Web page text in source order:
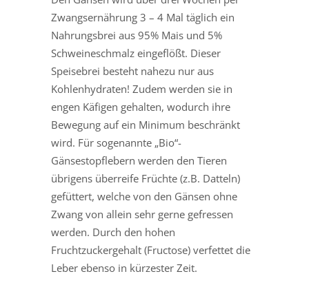
Zwangsernährung 3 – 4 Mal täglich ein
Nahrungsbrei aus 95% Mais und 5%
Schweineschmalz eingeflößt. Dieser
Speisebrei besteht nahezu nur aus
Kohlenhydraten! Zudem werden sie in
engen Käfigen gehalten, wodurch ihre
Bewegung auf ein Minimum beschränkt
wird. Für sogenannte „Bio“-
Gänsestopflebern werden den Tieren
übrigens überreife Früchte (z.B. Datteln)
gefüttert, welche von den Gänsen ohne
Zwang von allein sehr gerne gefressen
werden. Durch den hohen
Fruchtzuckergehalt (Fructose) verfettet die
Leber ebenso in kürzester Zeit.